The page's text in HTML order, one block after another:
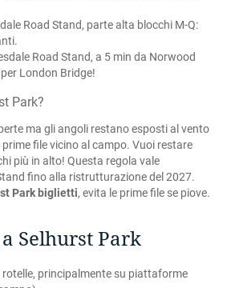
Road Stand, parte alta blocchi M-Q:
Road Stand, a 5 min da Norwood
London Bridge!
Park?
ma gli angoli restano esposti al vento
file vicino al campo. Vuoi restare
più in alto! Questa regola vale
fino alla ristrutturazione del 2027.
Park biglietti, evita le prime file se piove.
Selhurst Park
rotelle, principalmente su piattaforme